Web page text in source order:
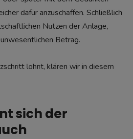
dafür anzuschaffen. Schließlich
Nutzen der Anlage,
Betrag.
lohnt, klären wir in diesem
sich der